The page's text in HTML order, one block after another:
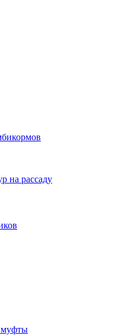
на рассаду
муфты